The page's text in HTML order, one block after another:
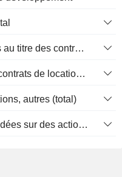
Charges d'intérêts imputées au titre des contrats de location
Amortissement imputé des contrats de location simple
autres (total)
Total des rémunérations fondées sur des actions